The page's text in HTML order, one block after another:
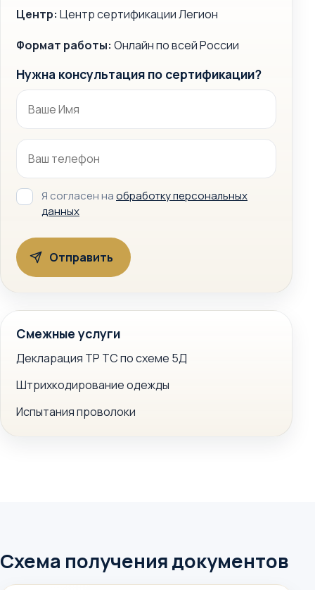
Центр: Центр сертификации Легион
Формат работы: Онлайн по всей России
Нужна консультация по сертификации?
Я согласен наобработку персональных
данных
Смежные услуги
Декларация ТР ТС по схеме 5Д
Штрихкодирование одежды
Испытания проволоки
Схема получения документов